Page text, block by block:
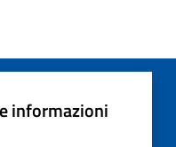
informazioni